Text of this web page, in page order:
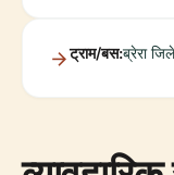
ट्राम/बस:ब्रेरा